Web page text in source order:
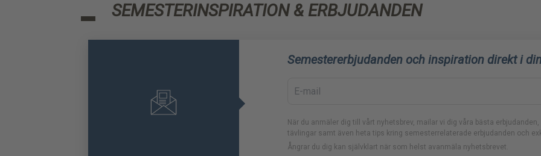
SEMESTERINSPIRATION & ERBJUDANDEN
Semestererbjudanden och inspiration direkt i
När du anmäler dig till vårt nyhetsbrev, mailar vi dig våra bästa
tävlingar samt även heta tips kring semesterrelaterade erbjudanden och
Ångrar du dig kan självklart när som helst avanmäla nyhetsbrevet.